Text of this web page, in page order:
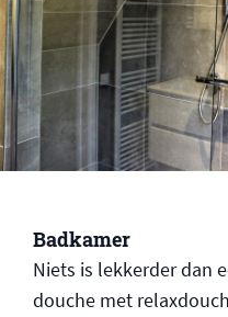
Badkamer
Niets is lekkerder dan
douche met